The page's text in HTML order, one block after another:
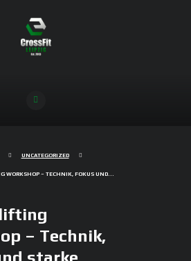
UNCATEGORIZED
WORKSHOP – TECHNIK, FOKUS UND...
– Technik,
starke